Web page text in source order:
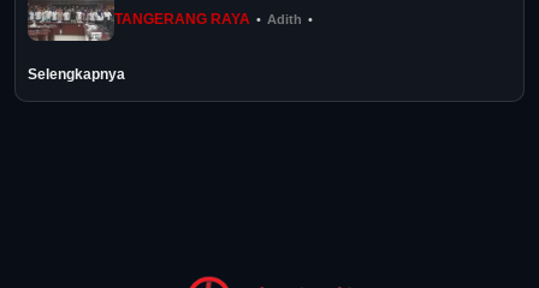
TANGERANG RAYA • Adith •
Selengkapnya